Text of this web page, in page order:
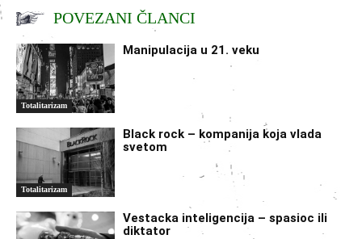
POVEZANI ČLANCI
Totalitarizam
Manipulacija u 21. veku
Totalitarizam
Black rock – kompanija koja vlada
svetom
Vestacka inteligencija – spasioc ili
diktator